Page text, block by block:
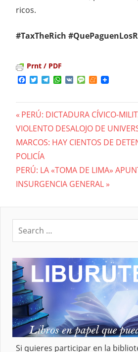
ricos.
#TaxTheRich
Prnt / PDF
Facebook
TwitterTelegram
WhatsApp
VK MessageMeneame
Navegación
de
entradas
Previous
Post:
PERÚ: DICTADURA CÍVICO-
VIOLENTO DESALOJO DE
MARCOS: HAY CIENTOS DE
POLICÍA
Next
Post:
PERÚ: LA «TOMA DE LIMA»
INSURGENCIA GENERAL
Si quieres participar en la